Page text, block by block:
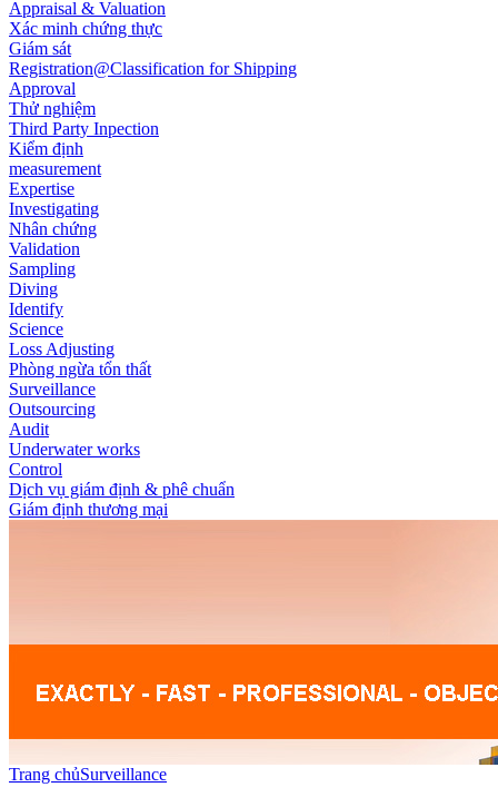
Appraisal & Valuation
Xác minh chứng thực
Giám sát
Registration@Classification for Shipping
Approval
Thử nghiệm
Third Party Inpection
Kiểm định
measurement
Expertise
Investigating
Nhân chứng
Validation
Sampling
Diving
Identify
Science
Loss Adjusting
Phòng ngừa tổn thất
Surveillance
Outsourcing
Audit
Underwater works
Control
Dịch vụ giám định & phê chuẩn
Giám định thương mại
Trang chủSurveillance